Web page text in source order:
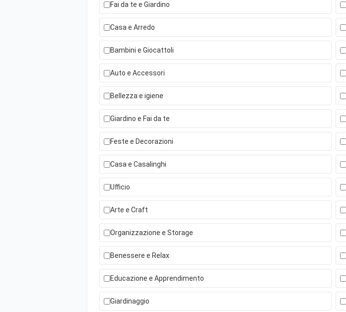
Fai da te e Giardino
Casa e Arredo
Bambini e Giocattoli
Auto e Accessori
Bellezza e igiene
Giardino e Fai da te
Feste e Decorazioni
Casa e Casalinghi
Ufficio
Arte e Craft
Organizzazione e Storage
Benessere e Relax
Educazione e Apprendimento
Giardinaggio